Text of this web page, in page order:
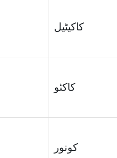
کاکیٹیل
کاکٹو
کونور